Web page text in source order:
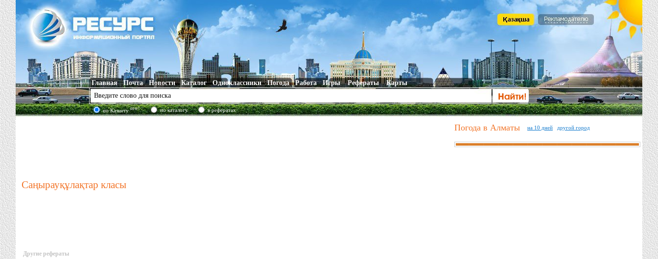
Главная Почта Новости Каталог Одноклассники Погода Работа Игры Рефераты Карты
по Казнетуnew! по каталогу в рефератах
Саңырауқұлақтар класы
Другие рефераты
Погода в Алматы на 10 дней другой город